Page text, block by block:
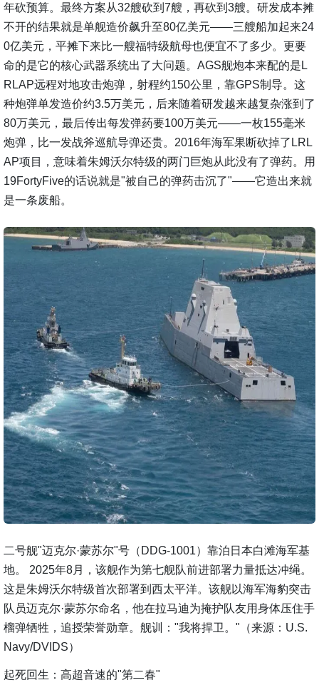
年砍预算。最终方案从32艘砍到7艘，再砍到3艘。研发成本摊
不开的结果就是单舰造价飙升至80亿美元——三艘船加起来24
0亿美元，平摊下来比一艘福特级航母也便宜不了多少。更要
命的是它的核心武器系统出了大问题。AGS舰炮本来配的是L
RLAP远程对地攻击炮弹，射程约150公里，靠GPS制导。这
种炮弹单发造价约3.5万美元，后来随着研发越来越复杂涨到了
80万美元，最后传出每发弹药要100万美元——一枚155毫米
炮弹，比一发战斧巡航导弹还贵。2016年海军果断砍掉了LRL
AP项目，意味着朱姆沃尔特级的两门巨炮从此没有了弹药。用
19FortyFive的话说就是"被自己的弹药击沉了"——它造出来就
是一条废船。
二号舰"迈克尔·蒙苏尔"号（DDG-1001）靠泊日本白滩海军基
地。 2025年8月，该舰作为第七舰队前进部署力量抵达冲绳。
这是朱姆沃尔特级首次部署到西太平洋。该舰以海军海豹突击
队员迈克尔·蒙苏尔命名，他在拉马迪为掩护队友用身体压住手
榴弹牺牲，追授荣誉勋章。舰训："我将捍卫。"（来源：U.S.
Navy/DVIDS）
起死回生：高超音速的"第二春"